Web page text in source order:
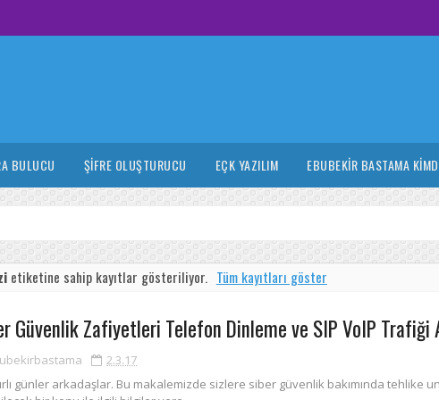
BULUCU ŞIFRE OLUŞTURUCU EÇK YAZILIM EBUBEKIR BASTAMA
etiketine sahip kayıtlar gösteriliyor. Tüm kayıtları göster
Güvenlik Zafiyetleri Telefon Dinleme ve SIP VoIP Trafiği
2.3.17
günler arkadaşlar. Bu makalemizde sizlere siber güvenlik bakımında tehlike